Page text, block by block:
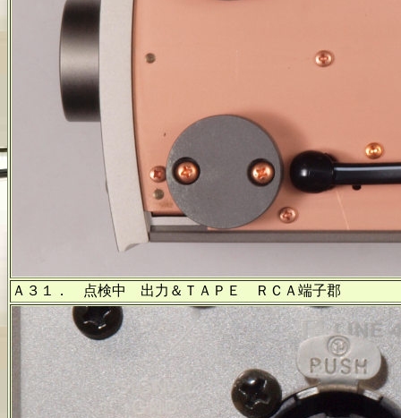
Ａ３１． 点検中 出力＆ＴＡＰＥ ＲＣＡ端子郡